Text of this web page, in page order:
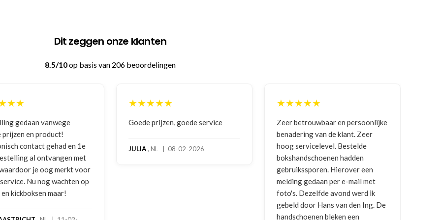
Dit zeggen onze klanten
8.5/10op basis van 206 beoordelingen
prijzen, goede service
, NL | 08-02-2026
★★★★★
Zeer betrouwbaar en persoonlijke
hoog servicelevel. Bestelde
★★★★★
Goede communicatie, artikel goed
ontvangen
NICO VERMUNICHT, BE | 29-01-
2026